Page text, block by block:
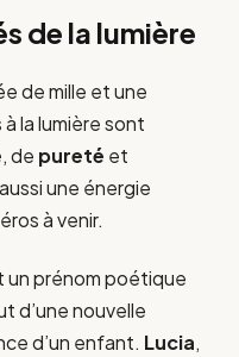
de la lumière
de mille et une
la lumière sont
, de pureté et
une énergie
à venir.
un prénom poétique
d’une nouvelle
d’un enfant. Lucia,